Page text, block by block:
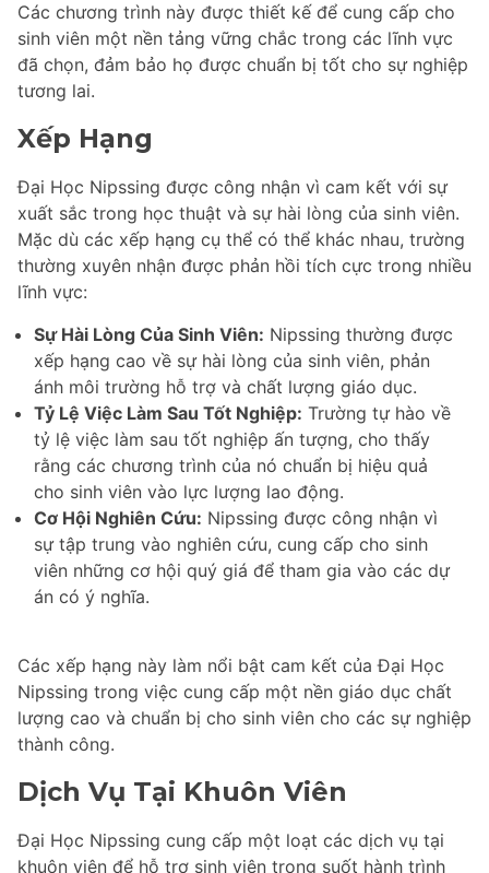
Các chương trình này được thiết kế để cung cấp cho
sinh viên một nền tảng vững chắc trong các lĩnh vực
đã chọn, đảm bảo họ được chuẩn bị tốt cho sự nghiệp
tương lai.
Xếp Hạng
Đại Học Nipssing được công nhận vì cam kết với sự
xuất sắc trong học thuật và sự hài lòng của sinh viên.
Mặc dù các xếp hạng cụ thể có thể khác nhau, trường
thường xuyên nhận được phản hồi tích cực trong nhiều
lĩnh vực:
Sự Hài Lòng Của Sinh Viên: Nipssing thường được
xếp hạng cao về sự hài lòng của sinh viên, phản
ánh môi trường hỗ trợ và chất lượng giáo dục.
Tỷ Lệ Việc Làm Sau Tốt Nghiệp: Trường tự hào về
tỷ lệ việc làm sau tốt nghiệp ấn tượng, cho thấy
rằng các chương trình của nó chuẩn bị hiệu quả
cho sinh viên vào lực lượng lao động.
Cơ Hội Nghiên Cứu: Nipssing được công nhận vì
sự tập trung vào nghiên cứu, cung cấp cho sinh
viên những cơ hội quý giá để tham gia vào các dự
án có ý nghĩa.
Các xếp hạng này làm nổi bật cam kết của Đại Học
Nipssing trong việc cung cấp một nền giáo dục chất
lượng cao và chuẩn bị cho sinh viên cho các sự nghiệp
thành công.
Dịch Vụ Tại Khuôn Viên
Đại Học Nipssing cung cấp một loạt các dịch vụ tại
khuôn viên để hỗ trợ sinh viên trong suốt hành trình